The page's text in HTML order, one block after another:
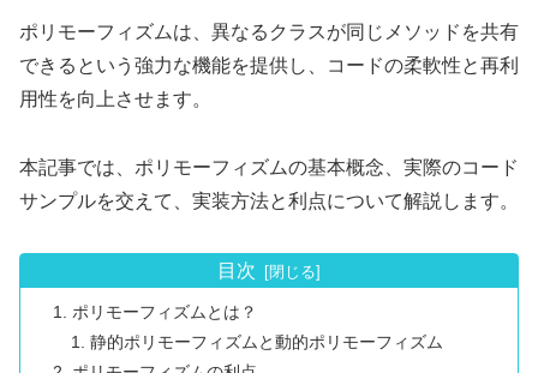
ポリモーフィズムは、異なるクラスが同じメソッドを共有
できるという強力な機能を提供し、コードの柔軟性と再利
用性を向上させます。
本記事では、ポリモーフィズムの基本概念、実際のコード
サンプルを交えて、実装方法と利点について解説します。
目次
ポリモーフィズムとは？
静的ポリモーフィズムと動的ポリモーフィズム